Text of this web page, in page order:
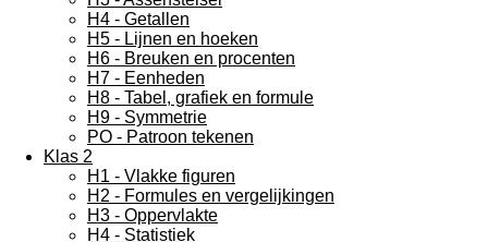
H4 - Getallen
H5 - Lijnen en hoeken
H6 - Breuken en procenten
H7 - Eenheden
H8 - Tabel, grafiek en formule
H9 - Symmetrie
PO - Patroon tekenen
Klas 2
H1 - Vlakke figuren
H2 - Formules en vergelijkingen
H3 - Oppervlakte
H4 - Statistiek